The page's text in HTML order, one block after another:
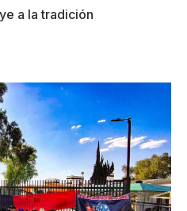
a la tradición